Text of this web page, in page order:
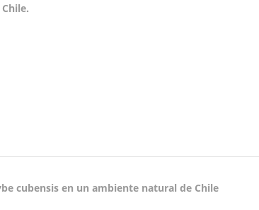
cubensis en un ambiente natural de Chile